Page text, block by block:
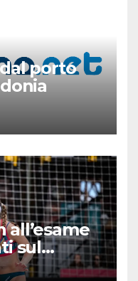
porto
all’esame
sul
Mol